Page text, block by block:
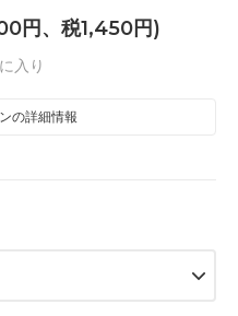
円、税1,450円)
入り
の詳細情報